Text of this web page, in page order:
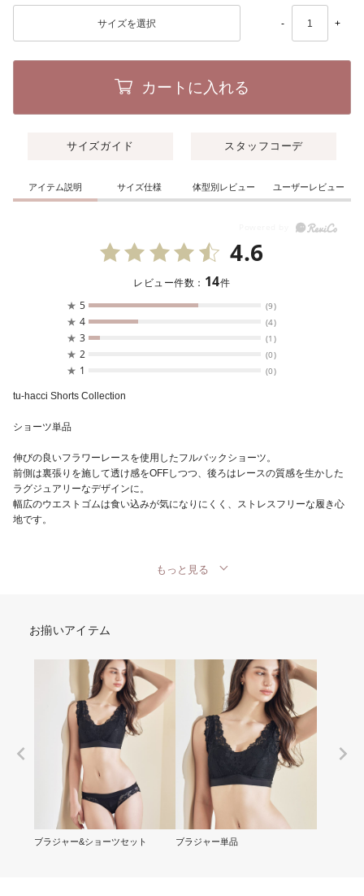
- +
カートに入れる
サイズガイド スタッフコーデ
アイテム説明 サイズ仕様 体型別レビュー ユーザーレビュー
4.6
レビュー件数： 14件
★ 5 (9)
★ 4 (4)
★ 3 (1)
★ 2 (0)
★ 1 (0)
tu-hacci Shorts Collection
ショーツ単品
伸びの良いフラワーレースを使用したフルバックショーツ。
前側は裏張りを施して透け感をOFFしつつ、後ろはレースの質感を生かした
ラグジュアリーなデザインに。
幅広のウエストゴムは食い込みが気になりにくく、ストレスフリーな履き心
地です。
もっと見る
お揃いアイテム
ブラジャー&ショーツセット ブラジャー単品